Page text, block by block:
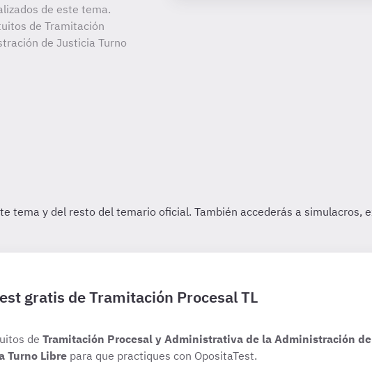
de este tema.
de Tramitación
de Justicia Turno
gratis de Tramitación Procesal TL
de Tramitación Procesal y Administrativa de la Administración de
Turno Libre para que practiques con OpositaTest.